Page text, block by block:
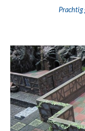
Prachtig